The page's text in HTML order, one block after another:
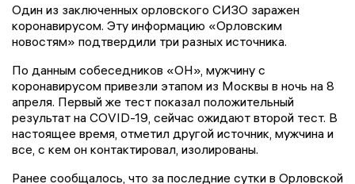
Один из заключенных орловского СИЗО заражен
коронавирусом. Эту информацию «Орловским
новостям» подтвердили три разных источника.
По данным собеседников «ОН», мужчину с
коронавирусом привезли этапом из Москвы в ночь на 8
апреля. Первый же тест показал положительный
результат на COVID-19, сейчас ожидают второй тест. В
настоящее время, отметил другой источник, мужчина и
все, с кем он контактировал, изолированы.
Ранее сообщалось, что за последние сутки в Орловской